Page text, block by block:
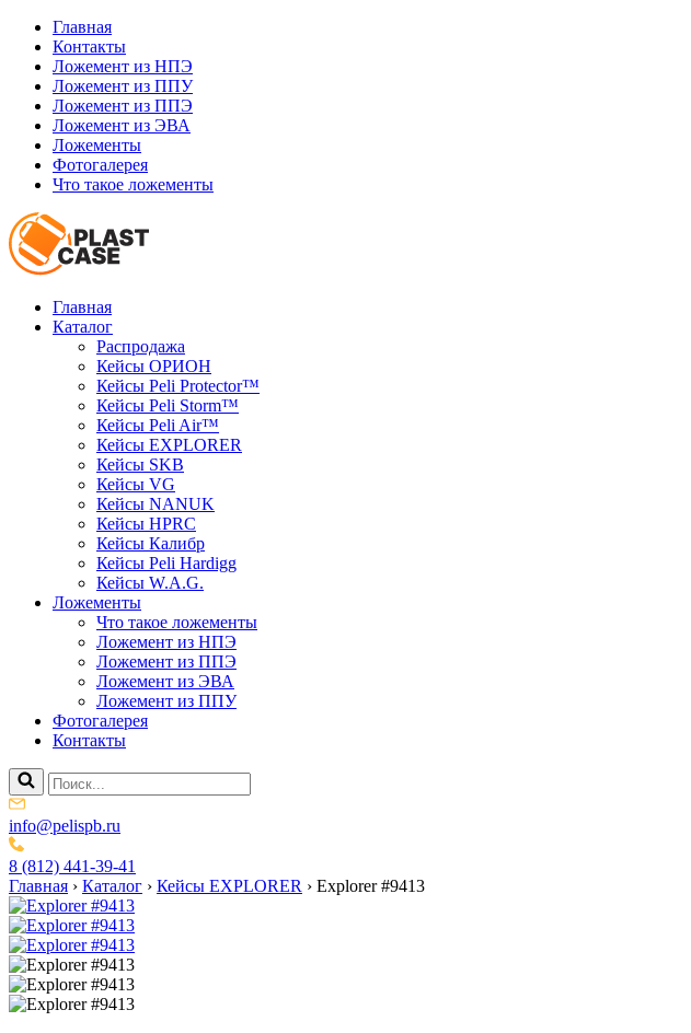
Главная
Контакты
Ложемент из НПЭ
Ложемент из ППУ
Ложемент из ППЭ
Ложемент из ЭВА
Ложементы
Фотогалерея
Что такое ложементы
Главная
Каталог
Распродажа
Кейсы ОРИОН
Кейсы Peli Protector™
Кейсы Peli Storm™
Кейсы Peli Air™
Кейсы EXPLORER
Кейсы SKB
Кейсы VG
Кейсы NANUK
Кейсы HPRC
Кейсы Калибр
Кейсы Peli Hardigg
Кейсы W.A.G.
Ложементы
Что такое ложементы
Ложемент из НПЭ
Ложемент из ППЭ
Ложемент из ЭВА
Ложемент из ППУ
Фотогалерея
Контакты
info@pelispb.ru
8 (812) 441-39-41
Главная › Каталог › Кейсы EXPLORER › Explorer #9413